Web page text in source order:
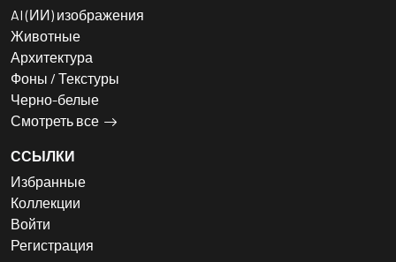
AI (ИИ) изображения
Животные
Архитектура
Фоны / Текстуры
Черно-белые
Смотреть все
ССЫЛКИ
Избранные
Коллекции
Войти
Регистрация